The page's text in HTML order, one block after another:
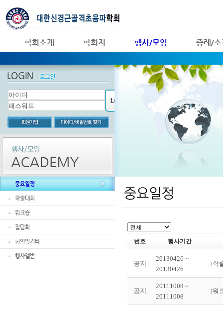
학회소개 학회지 행사/모임 증례/소
중요일정
학술대회
워크숍
집담회
회의및기타
행사앨범
번호 행사기간
공지
20130426 ~
20130426
[학
공지
20111008 ~
20111008
[워